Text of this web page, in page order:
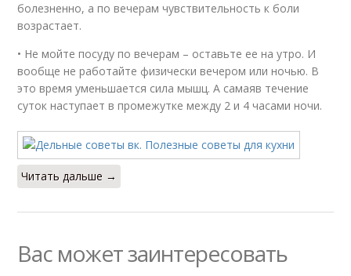
болезненно, а по вечерам чувствительность к боли
возрастает.
• Не мойте посуду по вечерам – оставьте ее на утро. И
вообще не работайте физически вечером или ночью. В
это время уменьшается сила мышц. А самаяв течение
суток наступает в промежутке между 2 и 4 часами ночи.
Читать дальше →
Вас может заинтересовать